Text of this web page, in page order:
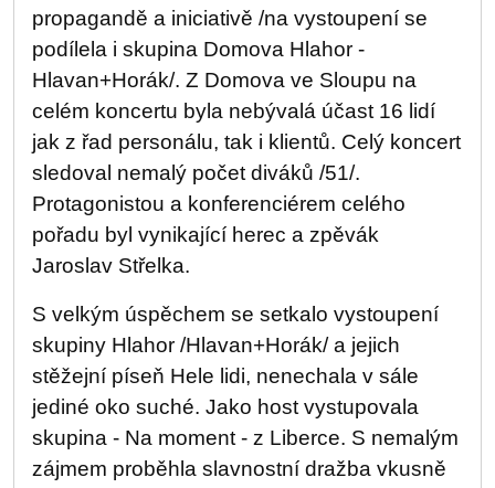
propagandě a iniciativě /na vystoupení se
podílela i skupina Domova Hlahor -
Hlavan+Horák/. Z Domova ve Sloupu na
celém koncertu byla nebývalá účast 16 lidí
jak z řad personálu, tak i klientů. Celý koncert
sledoval nemalý počet diváků /51/.
Protagonistou a konferenciérem celého
pořadu byl vynikající herec a zpěvák
Jaroslav Střelka.
S velkým úspěchem se setkalo vystoupení
skupiny Hlahor /Hlavan+Horák/ a jejich
stěžejní píseň Hele lidi, nenechala v sále
jediné oko suché. Jako host vystupovala
skupina - Na moment - z Liberce. S nemalým
zájmem proběhla slavnostní dražba vkusně